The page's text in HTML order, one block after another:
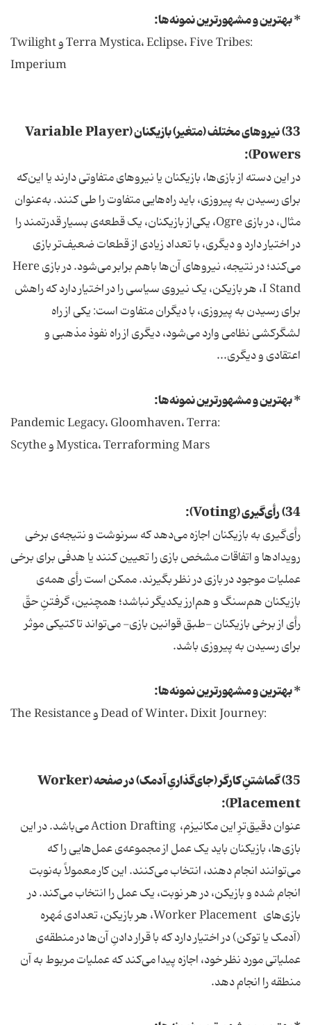
* بهترین و مشهورترین نمونه‌ها:
:Terra Mystica، Eclipse، Five Tribes و Twilight
Imperium
33) نیروهای مختلف (متغیر) بازیکنان (Variable Player
Powers):
در این دسته از بازی‌ها، بازیکنان یا نیروهای متفاوتی دارند یا این‌که
برای رسیدن به پیروزی، باید راه‌هایی متفاوت را طی کنند. به‌عنوان
مثال، در بازی Ogre، یکی‌از بازیکنان، یک قطعه‌ی بسیار قدرتمند را
در اختیار دارد و دیگری، با تعداد زیادی از قطعات ضعیف‌تر بازی
می‌کند؛ در نتیجه، نیروهای آن‌ها باهم برابر می‌شود. در بازی Here
I Stand، هر بازیکن، یک نیروی سیاسی را در اختیار دارد که راهش
برای رسیدن به پیروزی، با دیگران متفاوت است: یکی از راه
لشگرکشی نظامی وارد می‌شود، دیگری از راه نفوذ مذهبی و
اعتقادی و دیگری...
* بهترین و مشهورترین نمونه‌ها:
:Pandemic Legacy، Gloomhaven، Terra
Mystica، Terraforming Mars و Scythe
34) رأی‌گیری (Voting):
رأی‌گیری به بازیکنان اجازه می‌دهد که سرنوشت و نتیجه‌ی برخی
رویدادها و اتفاقات مشخص بازی را تعیین کنند یا هدفی برای برخی
عملیات موجود در بازی در نظر بگیرند. ممکن است رأی همه‌ی
بازیکنان هم‌سنگ و هم‌ارز یکدیگر نباشد؛ همچنین، گرفتنِ حقّ
رأی از برخی بازیکنان -طبق قوانین بازی- می‌تواند تاکتیکی موثر
برای رسیدن به پیروزی باشد.
* بهترین و مشهورترین نمونه‌ها:
:Dead of Winter، Dixit Journey و The Resistance
35) گماشتنِ کارگر (جای‌گذاریِ آدمک) در صفحه (Worker
Placement):
عنوان دقیق‌ترِ این مکانیزم، Action Drafting می‌باشد. در این
بازی‌ها، بازیکنان باید یک عمل از مجموعه‌ی عمل‌هایی را که
می‌توانند انجام دهند، انتخاب می‌کنند. این کار معمولاً به‌نوبت
انجام شده و بازیکن، در هر نوبت، یک عمل را انتخاب می‌کند. در
بازی‌های Worker Placement، هر بازیکن، تعدادی مُهره
(آدمک یا توکن) در اختیار دارد که با قرار دادنِ آن‌ها در منطقه‌ی
عملیاتی مورد نظر خود، اجازه پیدا می‌کند که عملیات مربوط به آن
منطقه را انجام دهد.